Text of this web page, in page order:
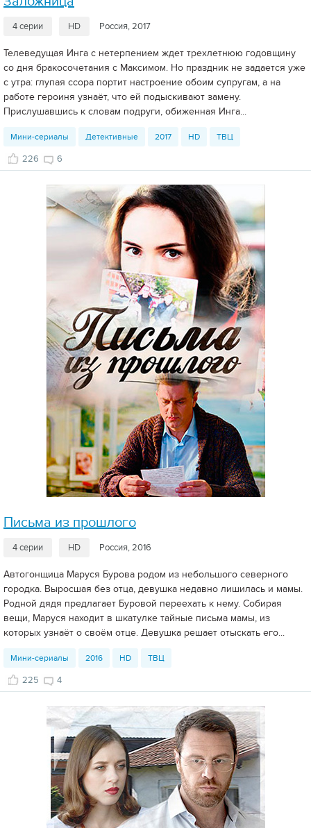
4 серии HD Россия, 2017
Телеведущая Инга с нетерпением ждет трехлетнюю годовщину
со дня бракосочетания с Максимом. Но праздник не задается уже
с утра: глупая ссора портит настроение обоим супругам, а на
работе героиня узнаёт, что ей подыскивают замену.
Прислушавшись к словам подруги, обиженная Инга...
Мини-сериалы Детективные 2017 HD ТВЦ
226 6
Письма из прошлого
4 серии HD Россия, 2016
Автогонщица Маруся Бурова родом из небольшого северного
городка. Выросшая без отца, девушка недавно лишилась и мамы.
Родной дядя предлагает Буровой переехать к нему. Собирая
вещи, Маруся находит в шкатулке тайные письма мамы, из
которых узнаёт о своём отце. Девушка решает отыскать его...
Мини-сериалы 2016 HD ТВЦ
225 4